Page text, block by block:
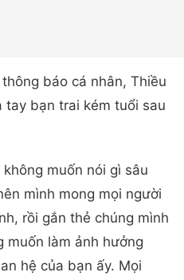
báo cá nhân, Thiều
tay bạn trai kém tuổi sau
muốn nói gì sâu
mình mong mọi người
rồi gắn thẻ chúng mình
muốn làm ảnh hưởng
hệ của bạn ấy. Mọi